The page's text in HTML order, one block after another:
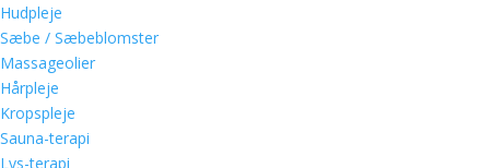
Hudpleje
Sæbe / Sæbeblomster
Massageolier
Hårpleje
Kropspleje
Sauna-terapi
Lys-terapi